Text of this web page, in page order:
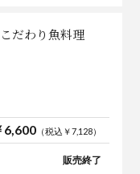
だわり魚料理
6,600（税込￥7,128）
販売終了